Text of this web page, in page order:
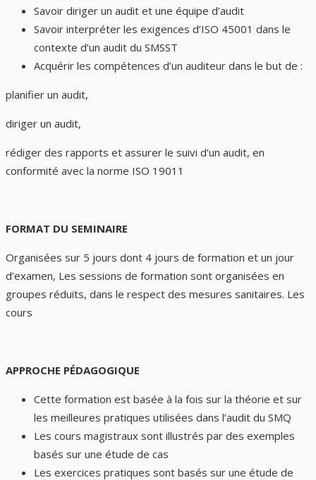
Savoir diriger un audit et une équipe d’audit
Savoir interpréter les exigences d’ISO 45001 dans le
contexte d’un audit du SMSST
Acquérir les compétences d’un auditeur dans le but de :
planifier un audit,
diriger un audit,
rédiger des rapports et assurer le suivi d’un audit, en
conformité avec la norme ISO 19011
FORMAT DU SEMINAIRE
Organisées sur 5 jours dont 4 jours de formation et un jour
d’examen, Les sessions de formation sont organisées en
groupes réduits, dans le respect des mesures sanitaires. Les
cours
APPROCHE PÉDAGOGIQUE
Cette formation est basée à la fois sur la théorie et sur
les meilleures pratiques utilisées dans l’audit du SMQ
Les cours magistraux sont illustrés par des exemples
basés sur une étude de cas
Les exercices pratiques sont basés sur une étude de